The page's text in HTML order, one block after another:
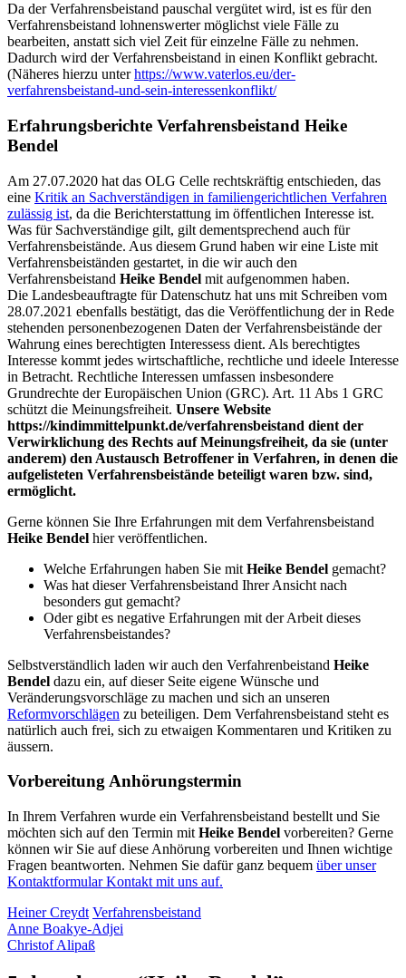
Da der Verfahrensbeistand pauschal vergütet wird, ist es für den
Verfahrensbeistand lohnenswerter möglichst viele Fälle zu
bearbeiten, anstatt sich viel Zeit für einzelne Fälle zu nehmen.
Dadurch wird der Verfahrensbeistand in einen Konflikt gebracht.
(Näheres hierzu unterhttps://www.vaterlos.eu/der-
verfahrensbeistand-und-sein-interessenkonflikt/
Erfahrungsberichte Verfahrensbeistand Heike
Bendel
Am 27.07.2020 hat das OLG Celle rechtskräftig entschieden, das
eine Kritik an Sachverständigen in familiengerichtlichen Verfahren
zulässig ist, da die Berichterstattung im öffentlichen Interesse ist.
Was für Sachverständige gilt, gilt dementsprechend auch für
Verfahrensbeistände. Aus diesem Grund haben wir eine Liste mit
Verfahrensbeiständen gestartet, in die wir auch den
Verfahrensbeistand Heike Bendel mit aufgenommen haben.
Die Landesbeauftragte für Datenschutz hat uns mit Schreiben vom
28.07.2021 ebenfalls bestätigt, das die Veröffentlichung der in Rede
stehenden personenbezogenen Daten der Verfahrensbeistände der
Wahrung eines berechtigten Interessess dient. Als berechtigtes
Interesse kommt jedes wirtschaftliche, rechtliche und ideele Interesse
in Betracht. Rechtliche Interessen umfassen insbesondere
Grundrechte der Europäischen Union (GRC). Art. 11 Abs 1 GRC
schützt die Meinungsfreiheit. Unsere Website
https://kindimmittelpunkt.de/verfahrensbeistand dient der
Verwirklichung des Rechts auf Meinungsfreiheit, da sie (unter
anderem) den Austausch Betroffener in Verfahren, in denen die
aufgelisteten Verfahrensbeistände beteiligt waren bzw. sind,
ermöglicht.
Gerne können Sie Ihre Erfahrungen mit dem Verfahrensbeistand
Heike Bendel hier veröffentlichen.
Welche Erfahrungen haben Sie mit Heike Bendel gemacht?
Was hat dieser Verfahrensbeistand Ihrer Ansicht nach
besonders gut gemacht?
Oder gibt es negative Erfahrungen mit der Arbeit dieses
Verfahrensbeistandes?
Selbstverständlich laden wir auch den Verfahrenbeistand Heike
Bendel dazu ein, auf dieser Seite eigene Wünsche und
Veränderungsvorschläge zu machen und sich an unseren
Reformvorschlägen zu beteiligen. Dem Verfahrensbeistand steht es
natürlich auch frei, sich zu etwaigen Kommentaren und Kritiken zu
äussern.
Vorbereitung Anhörungstermin
In Ihrem Verfahren wurde ein Verfahrensbeistand bestellt und Sie
möchten sich auf den Termin mit Heike Bendel vorbereiten? Gerne
können wir Sie auf diese Anhörung vorbereiten und Ihnen wichtige
Fragen beantworten. Nehmen Sie dafür ganz bequem über unser
Kontaktformular Kontakt mit uns auf.
Heiner Creydt Verfahrensbeistand
Anne Boakye-Adjei
Christof Alipaß